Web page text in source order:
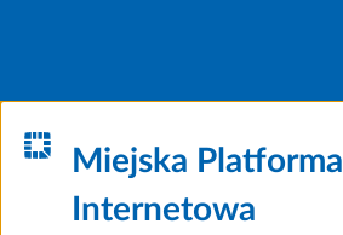
Miejska Platforma
Internetowa